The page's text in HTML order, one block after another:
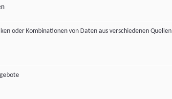
oder Kombinationen von Daten aus verschiedenen Quellen